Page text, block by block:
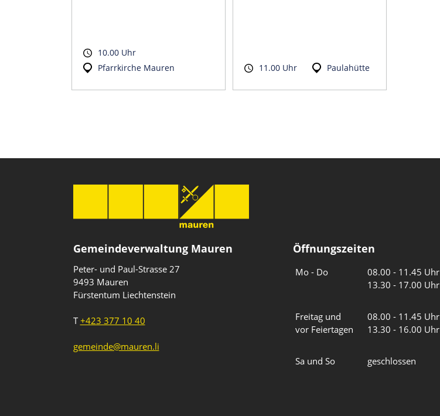
10.00 Uhr
Pfarrkirche Mauren
11.00 Uhr Paulahütte
Gemeindeverwaltung Mauren
Peter- und Paul-Strasse 27
9493 Mauren
Fürstentum Liechtenstein
T+423 377 10 40
gemeinde@mauren.li
Öffnungszeiten
Mo - Do
08.00 - 11.45 Uhr
13.30 - 17.00 Uhr
Freitag und
vor Feiertagen
08.00 - 11.45 Uhr
13.30 - 16.00 Uhr
Sa und So geschlossen